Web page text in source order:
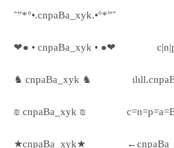
˜”*°•.cnpaBa_xyk.•°*”˜
❤● • cnpaBa_xyk • ●❤
♞ cnpaBa_xyk ♞
₪ cnpaBa_xyk ₪
★cnpaBa_xyk★